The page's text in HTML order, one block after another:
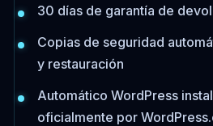
30 días de garantía de
Copias de seguridad
y restauración
Automático WordPress
oficialmente por